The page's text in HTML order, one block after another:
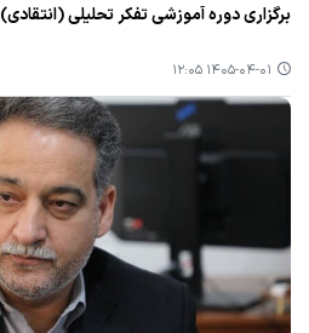
برگزاری دوره آموزشی تفکر تحلیلی (انتقادی)
۱۴۰۵-۰۴-۰۱ ۱۲:۰۵